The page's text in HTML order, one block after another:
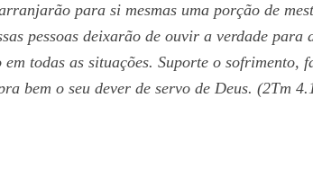
para si mesmas uma porção de
pessoas deixarão de ouvir a verdade para
em todas as situações. Suporte o sofrimento,
bem o seu dever de servo de Deus. (2Tm